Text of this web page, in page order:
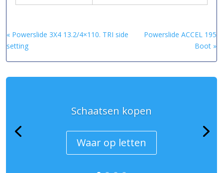
« Powerslide 3X4 13.2/4×110. TRI side
setting
Powerslide ACCEL 195
Boot »
Schaatsen kopen
Waar op letten